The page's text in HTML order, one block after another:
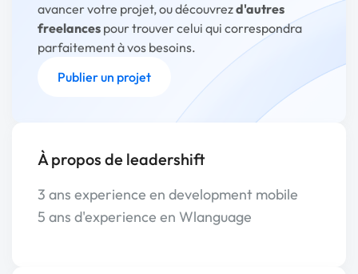
avancer votre projet, ou découvrezd'autres
freelances pour trouver celui qui correspondra
parfaitement à vos besoins.
Publier un projet
À propos de leadershift
3 ans experience en development mobile
5 ans d'experience en Wlanguage